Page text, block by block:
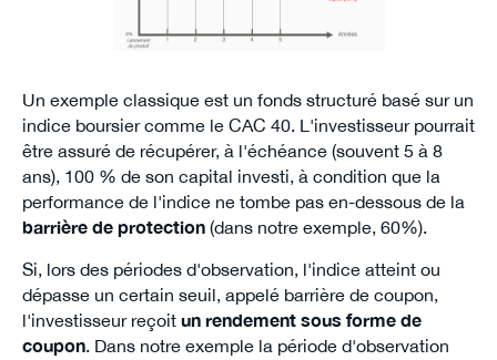
Un exemple classique est un fonds structuré basé sur un
indice boursier comme le CAC 40. L'investisseur pourrait
être assuré de récupérer, à l'échéance (souvent 5 à 8
ans), 100 % de son capital investi, à condition que la
performance de l'indice ne tombe pas en-dessous de la
barrière de protection(dans notre exemple, 60%).
Si, lors des périodes d'observation, l'indice atteint ou
dépasse un certain seuil, appelé barrière de coupon,
l'investisseur reçoit un rendement sous forme de
coupon. Dans notre exemple la période d'observation